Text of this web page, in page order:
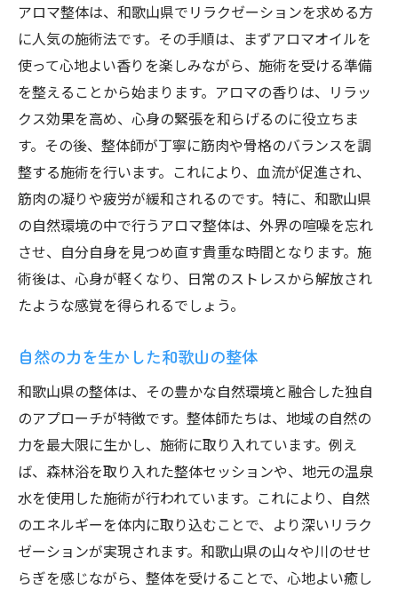
アロマ整体は、和歌山県でリラクゼーションを求める方
に人気の施術法です。その手順は、まずアロマオイルを
使って心地よい香りを楽しみながら、施術を受ける準備
を整えることから始まります。アロマの香りは、リラッ
クス効果を高め、心身の緊張を和らげるのに役立ちま
す。その後、整体師が丁寧に筋肉や骨格のバランスを調
整する施術を行います。これにより、血流が促進され、
筋肉の凝りや疲労が緩和されるのです。特に、和歌山県
の自然環境の中で行うアロマ整体は、外界の喧噪を忘れ
させ、自分自身を見つめ直す貴重な時間となります。施
術後は、心身が軽くなり、日常のストレスから解放され
たような感覚を得られるでしょう。
自然の力を生かした和歌山の整体
和歌山県の整体は、その豊かな自然環境と融合した独自
のアプローチが特徴です。整体師たちは、地域の自然の
力を最大限に生かし、施術に取り入れています。例え
ば、森林浴を取り入れた整体セッションや、地元の温泉
水を使用した施術が行われています。これにより、自然
のエネルギーを体内に取り込むことで、より深いリラク
ゼーションが実現されます。和歌山県の山々や川のせせ
らぎを感じながら、整体を受けることで、心地よい癒し